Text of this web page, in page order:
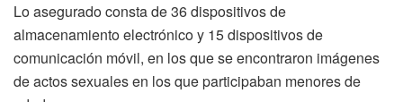
Lo asegurado consta de 36 dispositivos de
almacenamiento electrónico y 15 dispositivos de
comunicación móvil, en los que se encontraron imágenes
de actos sexuales en los que participaban menores de